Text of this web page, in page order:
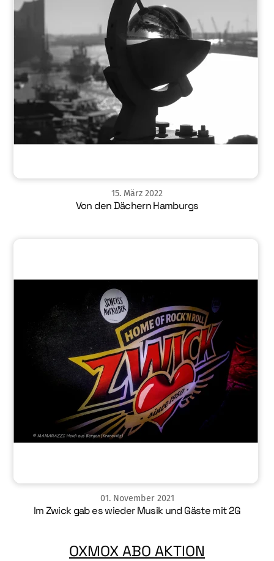
15. März 2022
Von den Dächern Hamburgs
01. November 2021
Im Zwick gab es wieder Musik und Gäste mit 2G
OXMOX ABO AKTION